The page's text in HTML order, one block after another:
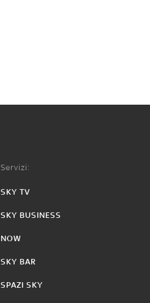
Servizi:
SKY TV
SKY BUSINESS
NOW
SKY BAR
SPAZI SKY